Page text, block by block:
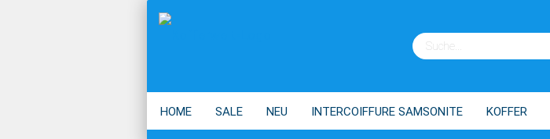
HOME SALE NEU INTERCOIFFURE SAMSONITE KOFFER